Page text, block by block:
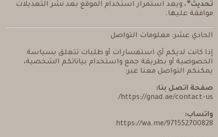
تحديث” ، ويعد استمرار استخدام الموقع بعد نشر التعديلات
موافقة عليها.
الحادي عشر: معلومات التواصل
إذا كانت لديكم أي استفسارات أو طلبات تتعلق بسياسة
الخصوصية أو بطريقة جمع واستخدام بياناتكم الشخصية،
يمكنكم التواصل معنا عبر:
صفحة اتصل بنا:
https://gnad.ae/contact-us/
واتساب:
https://wa.me/971552700828